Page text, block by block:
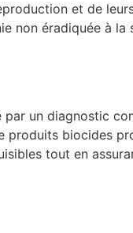
et de
non éradiquée à la
par un diagnostic
produits biocides
tout en